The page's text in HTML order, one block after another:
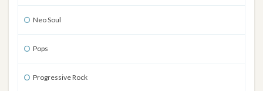
Neo Soul
Pops
Progressive Rock